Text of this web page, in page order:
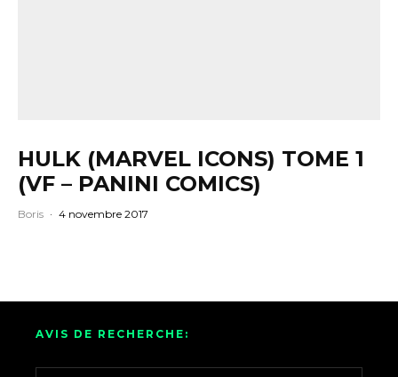
HULK (MARVEL ICONS) TOME 1
(VF – PANINI COMICS)
Boris · 4 novembre 2017
AVIS DE RECHERCHE: